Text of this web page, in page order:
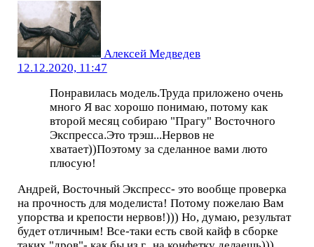
Алексей Медведев
12.12.2020, 11:47
Понравилась модель.Труда приложено очень
много Я вас хорошо понимаю, потому как
второй месяц собираю "Прагу" Восточного
Экспресса.Это трэш...Нервов не
хватает))Поэтому за сделанное вами люто
плюсую!
Андрей, Восточный Экспресс- это вообще проверка
на прочность для моделиста! Потому пожелаю Вам
упорства и крепости нервов!))) Но, думаю, результат
будет отличным! Все-таки есть свой кайф в сборке